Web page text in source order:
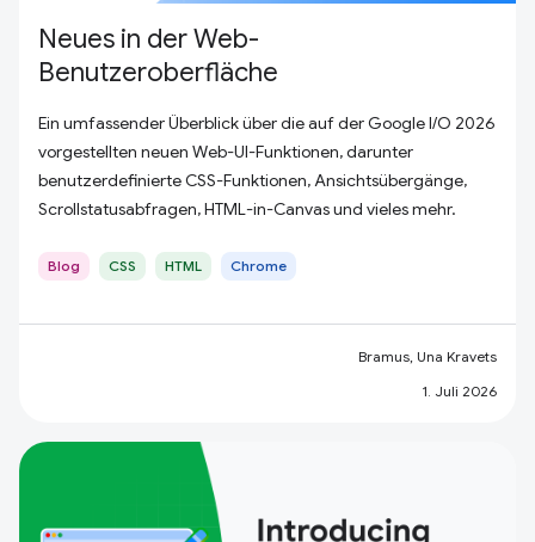
Neues in der Web-
Benutzeroberfläche
Ein umfassender Überblick über die auf der Google I/O 2026
vorgestellten neuen Web-UI-Funktionen, darunter
benutzerdefinierte CSS-Funktionen, Ansichtsübergänge,
Scrollstatusabfragen, HTML-in-Canvas und vieles mehr.
Blog CSS HTML Chrome
Bramus, Una Kravets
1. Juli 2026